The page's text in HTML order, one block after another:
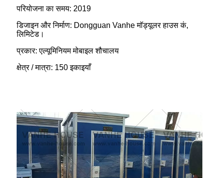
परियोजना का समय: 2019
डिजाइन और निर्माण: Dongguan Vanhe मॉड्यूलर हाउस कं,
लिमिटेड।
प्रकार: एल्यूमिनियम मोबाइल शौचालय
क्षेत्र / मात्रा: 150 इकाइयाँ